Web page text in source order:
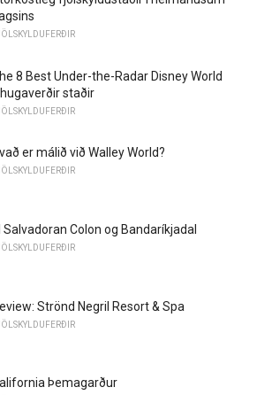
8 Best Under-the-Radar Disney World
staðir
er málið við Walley World?
Salvadoran Colon og Bandaríkjadal
Strönd Negril Resort & Spa
Þemagarður